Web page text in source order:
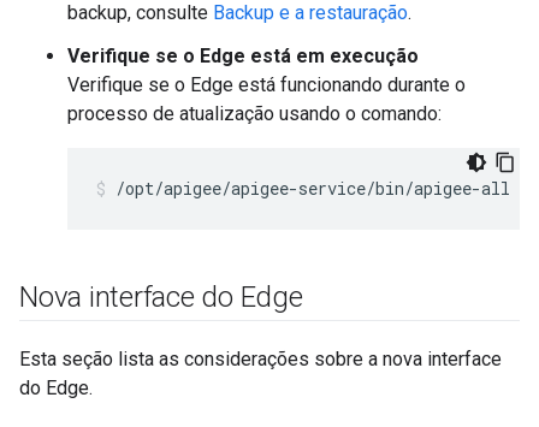
backup, consulte Backup e a restauração.
Verifique se o Edge está em execução
Verifique se o Edge está funcionando durante o
processo de atualização usando o comando:
/opt/apigee/apigee-service/bin/apigee-all
Nova interface do Edge
Esta seção lista as considerações sobre a nova interface
do Edge.